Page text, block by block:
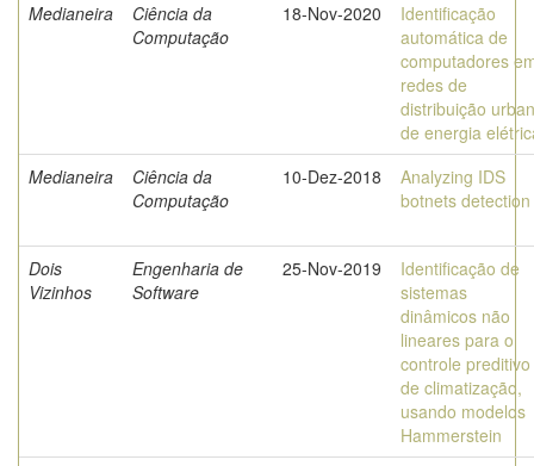
Medianeira
Ciência da
Computação
18-Nov-2020
Identificação
automática de
computadores
redes de
distribuição
de energia
Medianeira
Ciência da
Computação
10-Dez-2018
Analyzing IDS
botnets detection
Dois
Vizinhos
Engenharia de
Software
25-Nov-2019
Identificação de
sistemas
dinâmicos não
lineares para o
controle preditivo
de climatização,
usando modelos
Hammerstein